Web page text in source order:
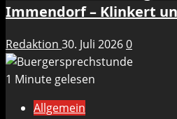
Immendorf – Klinkert
Redaktion 30. Juli 20260
1 Minute gelesen
Allgemein